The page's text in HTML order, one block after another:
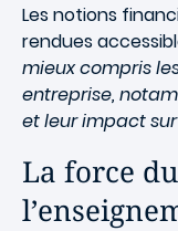
Les notions
rendues
mieux compris
entreprise,
et leur impact sur
La force